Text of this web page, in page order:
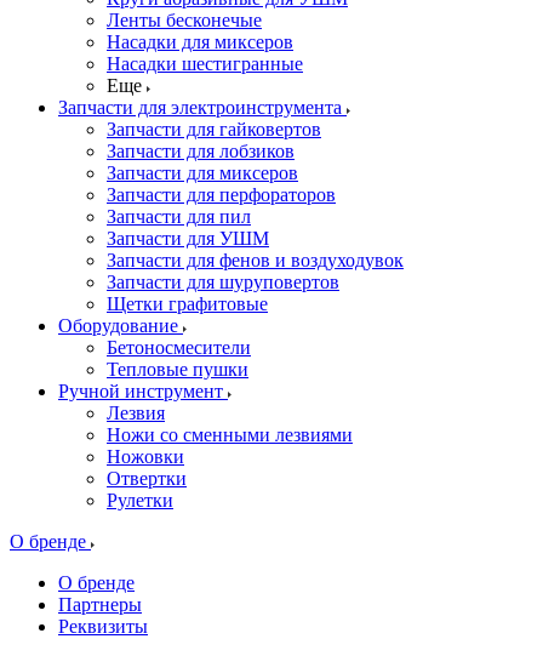
Ленты бесконечые
Насадки для миксеров
Насадки шестигранные
Еще
Запчасти для электроинструмента
Запчасти для гайковертов
Запчасти для лобзиков
Запчасти для миксеров
Запчасти для перфораторов
Запчасти для пил
Запчасти для УШМ
Запчасти для фенов и воздуходувок
Запчасти для шуруповертов
Щетки графитовые
Оборудование
Бетоносмесители
Тепловые пушки
Ручной инструмент
Лезвия
Ножи со сменными лезвиями
Ножовки
Отвертки
Рулетки
О бренде
О бренде
Партнеры
Реквизиты